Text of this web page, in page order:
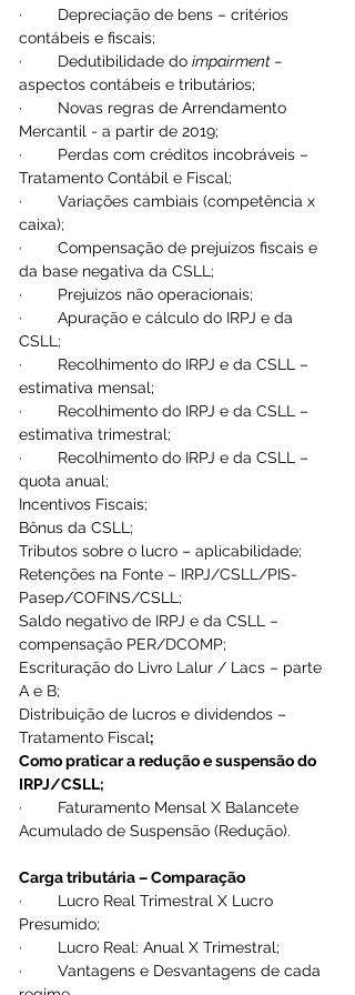
·        Depreciação de bens – critérios
contábeis e fiscais;
·        Dedutibilidade do impairment –
aspectos contábeis e tributários;
·        Novas regras de Arrendamento
Mercantil - a partir de 2019;
·        Perdas com créditos incobráveis –
Tratamento Contábil e Fiscal;
·        Variações cambiais (competência x
caixa);
·        Compensação de prejuízos fiscais e
da base negativa da CSLL;
·        Prejuízos não operacionais;
·        Apuração e cálculo do IRPJ e da
CSLL;
·        Recolhimento do IRPJ e da CSLL –
estimativa mensal;
·        Recolhimento do IRPJ e da CSLL –
estimativa trimestral;
·        Recolhimento do IRPJ e da CSLL –
quota anual;
Incentivos Fiscais;
Bônus da CSLL;
Tributos sobre o lucro – aplicabilidade;
Retenções na Fonte – IRPJ/CSLL/PIS-
Pasep/COFINS/CSLL;
Saldo negativo de IRPJ e da CSLL –
compensação PER/DCOMP;
Escrituração do Livro Lalur / Lacs – parte
A e B;
Distribuição de lucros e dividendos –
Tratamento Fiscal;
Como praticar a redução e suspensão do
IRPJ/CSLL;
·        Faturamento Mensal X Balancete
Acumulado de Suspensão (Redução).
Carga tributária – Comparação
·        Lucro Real Trimestral X Lucro
Presumido;
·        Lucro Real: Anual X Trimestral;
·        Vantagens e Desvantagens de cada